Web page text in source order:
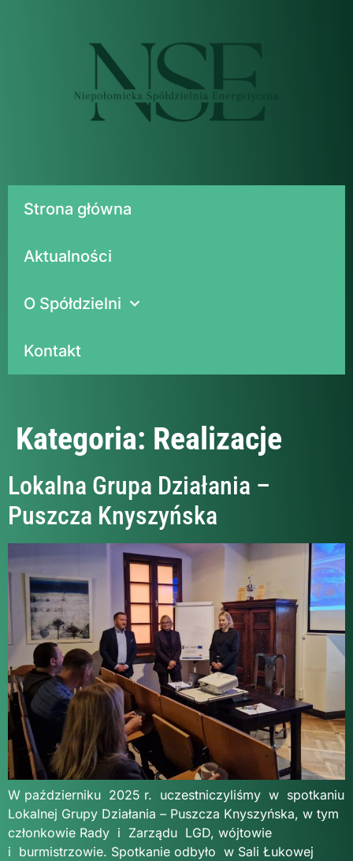
Strona główna
Aktualności
O Spółdzielni
Kontakt
Kategoria: Realizacje
Lokalna Grupa Działania –
Puszcza Knyszyńska
W październiku 2025 r. uczestniczyliśmy w spotkaniu
Lokalnej Grupy Działania – Puszcza Knyszyńska, w tym
członkowie Rady i Zarządu LGD, wójtowie
i burmistrzowie. Spotkanie odbyło w Sali Łukowej